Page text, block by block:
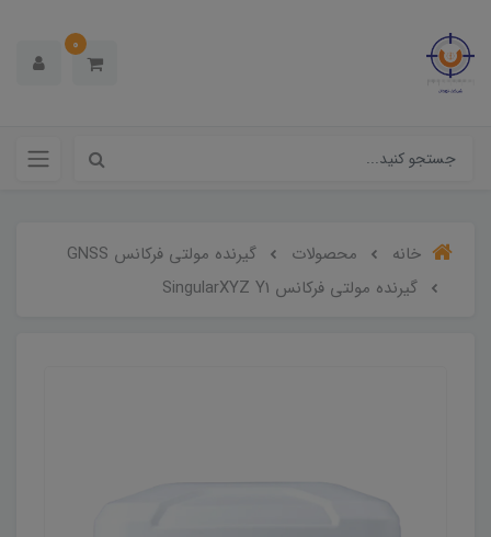
0
خانه محصولات
گیرنده مولتی فرکانس GNSS
گیرنده مولتی فرکانس SingularXYZ Y1